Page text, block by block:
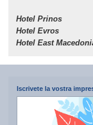
Hotel Prinos
Hotel Evros
Hotel East
Iscrivete la vostra